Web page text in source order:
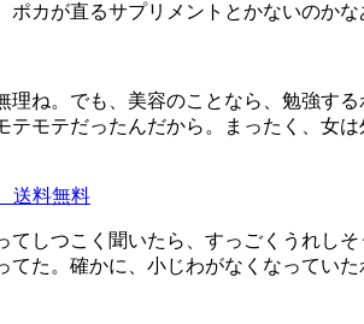
カが直るサプリメントとかないのかな
ね。でも、美容のことなら、勉強す
モテだったんだから。まったく、女
送料無料
しつこく聞いたら、すっごくうれし
た。確かに、小じわがなくなってい